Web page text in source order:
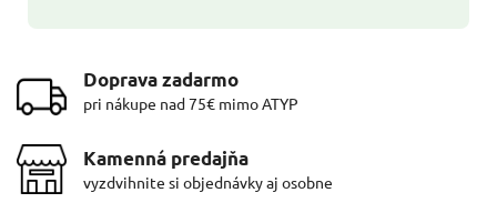
Doprava zadarmo
pri nákupe nad 75€ mimo ATYP
Kamenná predajňa
vyzdvihnite si objednávky aj osobne